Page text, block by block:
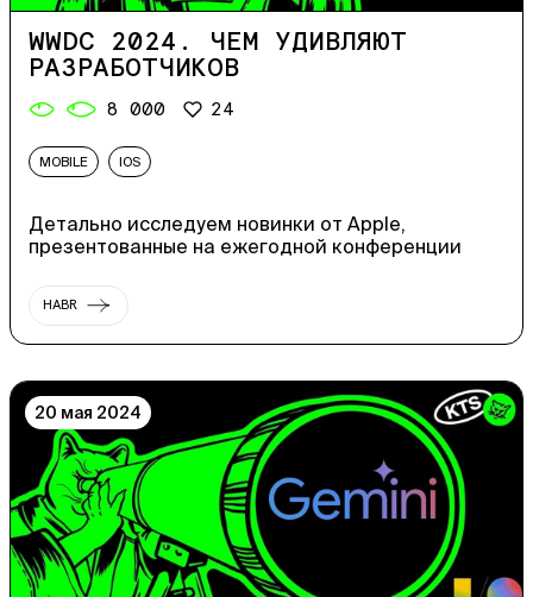
WWDC 2024. ЧЕМ УДИВЛЯЮТ
РАЗРАБОТЧИКОВ
8 000 24
MOBILE IOS
Детально исследуем новинки от Apple,
презентованные на ежегодной конференции
HABR
20 мая 2024